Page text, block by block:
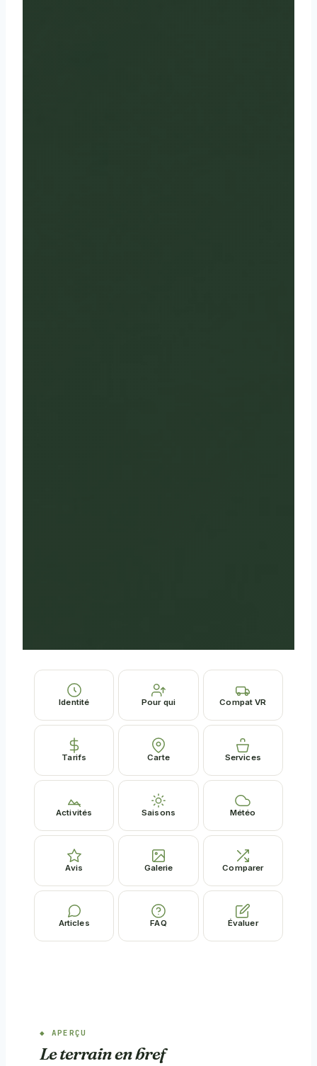
Identité Pour qui Compat VR
Tarifs Carte Services
Activités Saisons Météo
Avis Galerie Comparer
Articles FAQ Évaluer
APERÇU
Le terrain en bref